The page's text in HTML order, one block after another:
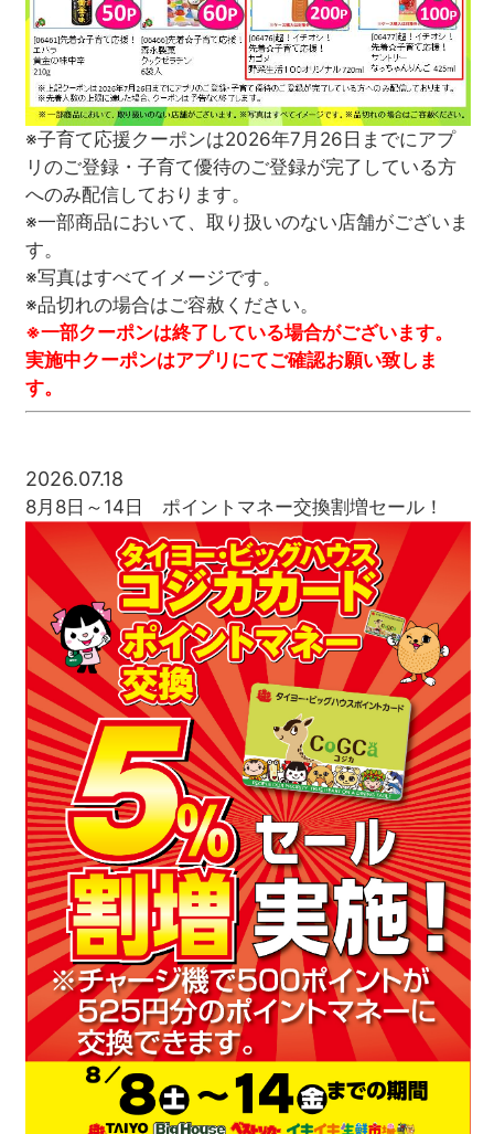
※子育て応援クーポンは2026年7月26日までにアプ
リのご登録・子育て優待のご登録が完了している方
へのみ配信しております。
※一部商品において、取り扱いのない店舗がございま
す。
※写真はすべてイメージです。
※品切れの場合はご容赦ください。
※一部クーポンは終了している場合がございます。
実施中クーポンはアプリにてご確認お願い致しま
す。
2026.07.18
8月8日～14日 ポイントマネー交換割増セール！